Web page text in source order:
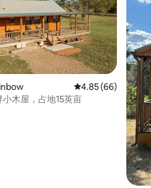
），共 24 条评价
平均评分 4.85 分（
4.85 (66)
木屋，占地15英亩